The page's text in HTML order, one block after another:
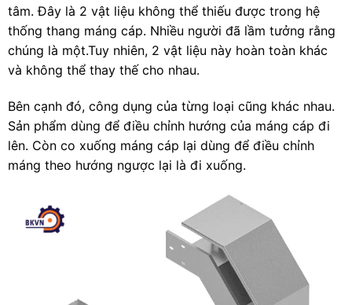
tâm. Đây là 2 vật liệu không thể thiếu được trong hệ
thống thang máng cáp. Nhiều người đã lầm tưởng rằng
chúng là một.Tuy nhiên, 2 vật liệu này hoàn toàn khác
và không thể thay thế cho nhau.
Bên cạnh đó, công dụng của từng loại cũng khác nhau.
Sản phẩm dùng để điều chỉnh hướng của máng cáp đi
lên. Còn co xuống máng cáp lại dùng để điều chỉnh
máng theo hướng ngược lại là đi xuống.